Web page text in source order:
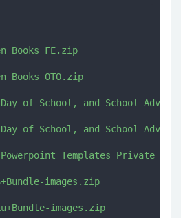
Books FE.zip
OTO.zip
of School, and School
of School, and School
Templates Private
images.zip
images.zip